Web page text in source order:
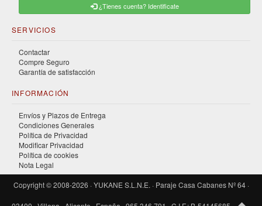
¿Tienes cuenta? Identificate
SERVICIOS
Contactar
Compre Seguro
Garantía de satisfacción
INFORMACIÓN
Envíos y Plazos de Entrega
Condiciones Generales
Política de Privacidad
Modificar Privacidad
Política de cookies
Nota Legal
Copyright © 2008-2026 · YUKANE S.L.N.E. · Paraje Casa Cabanes Nº 64 ·